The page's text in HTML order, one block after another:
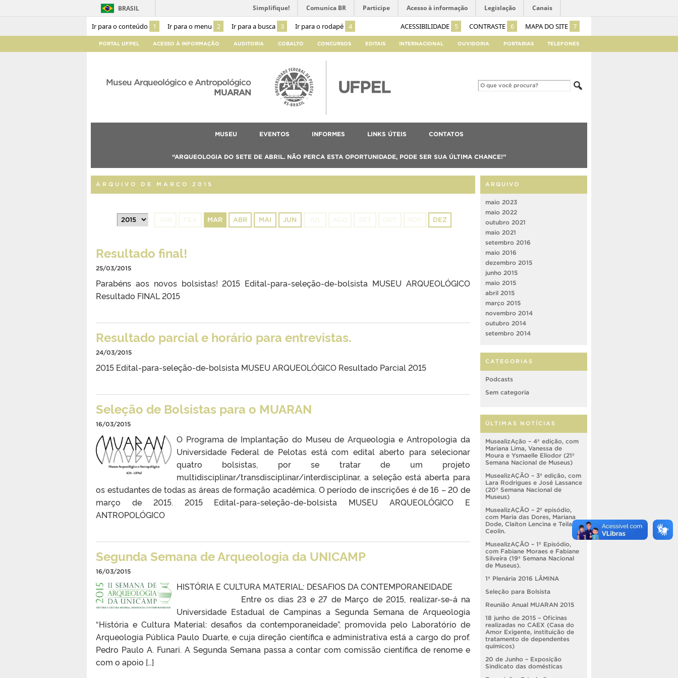
Ir para o conteúdo 1 Ir para o menu 2 Ir para a busca 3 Ir para o rodapé 4 ACESSIBILIDADE 5 CONTRASTE 6 MAPA DO SITE 7
BRASIL Simplifique! Comunica BR Participe Acesso à informação Legislação Canais
PORTAL UFPEL ACESSO À INFORMAÇÃO AUDITORIA COBALTO CONCURSOS EDITAIS INTERNACIONAL OUVIDORIA PORTARIAS TELEFONES
Museu Arqueológico e Antropológico
MUARAN
MUSEU EVENTOS INFORMES LINKS ÚTEIS CONTATOS
“ARQUEOLOGIA DO SETE DE ABRIL. NÃO PERCA ESTA OPORTUNIDADE, PODE SER SUA ÚLTIMA CHANCE!”
ARQUIVO DE MARÇO 2015
JAN FEV MAR ABR MAI JUN JUL AGO SET OUT NOV DEZ
Resultado final!
25/03/2015
Parabéns aos novos bolsistas! 2015 Edital-para-seleção-de-bolsista MUSEU ARQUEOLÓGICO
Resultado FINAL 2015
Resultado parcial e horário para entrevistas.
24/03/2015
2015 Edital-para-seleção-de-bolsista MUSEU ARQUEOLÓGICO Resultado Parcial 2015
Seleção de Bolsistas para o MUARAN
16/03/2015
O Programa de Implantação do Museu de Arqueologia e Antropologia da
Universidade Federal de Pelotas está com edital aberto para selecionar
quatro bolsistas, por se tratar de um projeto
multidisciplinar/transdisciplinar/interdisciplinar, a seleção está aberta para
os estudantes de todas as áreas de formação acadêmica. O período de inscrições é de 16 – 20 de
março de 2015. 2015 Edital-para-seleção-de-bolsista MUSEU ARQUEOLÓGICO E
ANTROPOLÓGICO
Segunda Semana de Arqueologia da UNICAMP
16/03/2015
HISTÓRIA E CULTURA MATERIAL: DESAFIOS DA CONTEMPORANEIDADE
Entre os dias 23 e 27 de Março de 2015, realizar-se-á na
Universidade Estadual de Campinas a Segunda Semana de Arqueologia
“História e Cultura Material: desafios da contemporaneidade”, promovida pelo Laboratório de
Arqueologia Pública Paulo Duarte, e cuja direção científica e administrativa está a cargo do prof.
Pedro Paulo A. Funari. A Segunda Semana passa a contar com comissão científica de renome e
com o apoio […]
ARQUIVO
maio 2023
maio 2022
outubro 2021
maio 2021
setembro 2016
maio 2016
dezembro 2015
junho 2015
maio 2015
abril 2015
março 2015
novembro 2014
outubro 2014
setembro 2014
CATEGORIAS
Podcasts
Sem categoria
ÚLTIMAS NOTÍCIAS
MusealizAção – 4ª edição, com
Mariana Lima, Vanessa de
Moura e Ysmaelle Eliodor (21ª
Semana Nacional de Museus)
MusealizAÇÃO – 3ª edição, com
Lara Rodrigues e José Lassance
(20ª Semana Nacional de
Museus)
MusealizAÇÃO – 2º episódio,
com Maria das Dores, Mariana
Dode, Claiton Lencina e Teila
Ceolin.
MusealizAÇÃO – 1º Episódio,
com Fabiane Moraes e Fabiane
Silveira (19ª Semana Nacional
de Museus).
1ª Plenária 2016 LÂMINA
Seleção para Bolsista
Reunião Anual MUARAN 2015
18 junho de 2015 – Oficinas
realizadas no CAEX (Casa do
Amor Exigente, instituição de
tratamento de dependentes
químicos)
20 de Junho – Exposição
Sindicato das domésticas